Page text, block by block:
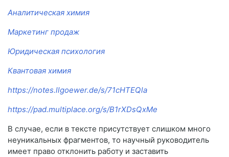
Аналитическая химия
Маркетинг продаж
Юридическая психология
Квантовая химия
https://notes.llgoewer.de/s/71cHTEQla
https://pad.multiplace.org/s/B1rXDsQxMe
В случае, если в тексте присутствует слишком много
неуникальных фрагментов, то научный руководитель
имеет право отклонить работу и заставить